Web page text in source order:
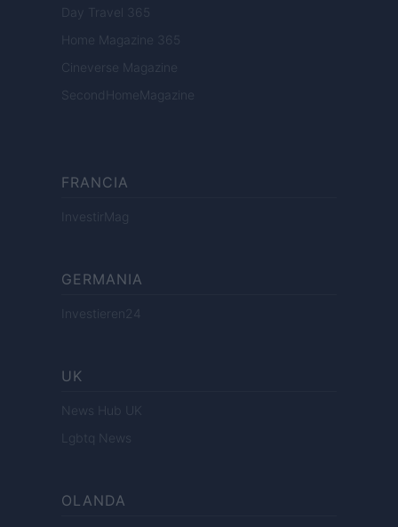
Day Travel 365
Home Magazine 365
Cineverse Magazine
SecondHomeMagazine
FRANCIA
InvestirMag
GERMANIA
Investieren24
UK
News Hub UK
Lgbtq News
OLANDA